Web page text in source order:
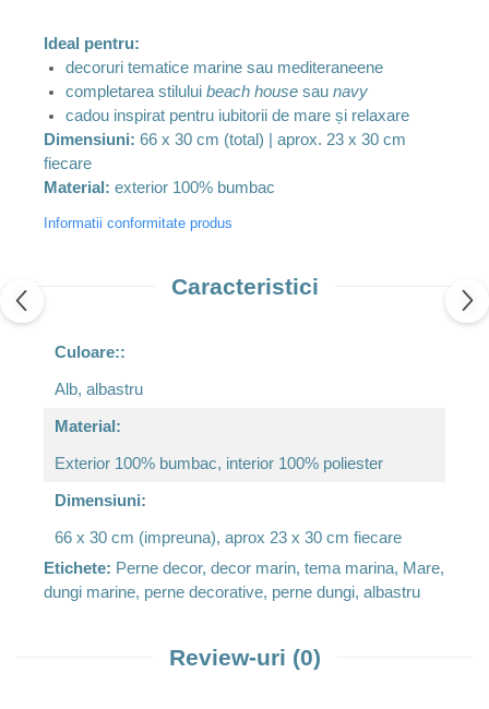
Ideal pentru:
decoruri tematice marine sau mediteraneene
completarea stilului beach house sau navy
cadou inspirat pentru iubitorii de mare și relaxare
Dimensiuni: 66 x 30 cm (total) | aprox. 23 x 30 cm
fiecare
Material: exterior 100% bumbac
Informatii conformitate produs
Caracteristici
Culoare::
Alb, albastru
Material:
Exterior 100% bumbac, interior 100% poliester
Dimensiuni:
66 x 30 cm (impreuna), aprox 23 x 30 cm fiecare
Etichete: Perne decor, decor marin, tema marina, Mare,
dungi marine, perne decorative, perne dungi, albastru
Review-uri (0)